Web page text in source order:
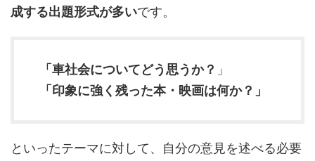
成する出題形式が多いです。
「車社会についてどう思うか？ 」
「印象に強く残った本・映画は何か？」
といったテーマに対して、自分の意見を述べる必要